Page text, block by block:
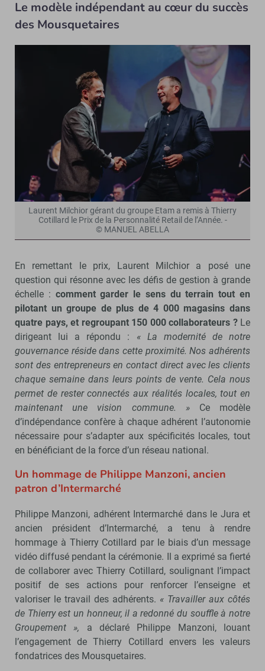
Le modèle indépendant au cœur du succès
des Mousquetaires
Laurent Milchior gérant du groupe Etam a remis à Thierry
Cotillard le Prix de la Personnalité Retail de l’Année. -
© MANUEL ABELLA
En remettant le prix, Laurent Milchior a posé une
question qui résonne avec les défis de gestion à grande
échelle : comment garder le sens du terrain tout en
pilotant un groupe de plus de 4 000 magasins dans
quatre pays, et regroupant 150 000 collaborateurs ?Le
dirigeant lui a répondu : « La modernité de notre
gouvernance réside dans cette proximité. Nos adhérents
sont des entrepreneurs en contact direct avec les clients
chaque semaine dans leurs points de vente. Cela nous
permet de rester connectés aux réalités locales, tout en
maintenant une vision commune. » Ce modèle
d’indépendance confère à chaque adhérent l’autonomie
nécessaire pour s’adapter aux spécificités locales, tout
en bénéficiant de la force d’un réseau national.
Un hommage de Philippe Manzoni, ancien
patron d’Intermarché
Philippe Manzoni, adhérent Intermarché dans le Jura et
ancien président d’Intermarché, a tenu à rendre
hommage à Thierry Cotillard par le biais d’un message
vidéo diffusé pendant la cérémonie. Il a exprimé sa fierté
de collaborer avec Thierry Cotillard, soulignant l’impact
positif de ses actions pour renforcer l’enseigne et
valoriser le travail des adhérents. « Travailler aux côtés
de Thierry est un honneur, il a redonné du souffle à notre
Groupement », a déclaré Philippe Manzoni, louant
l’engagement de Thierry Cotillard envers les valeurs
fondatrices des Mousquetaires.